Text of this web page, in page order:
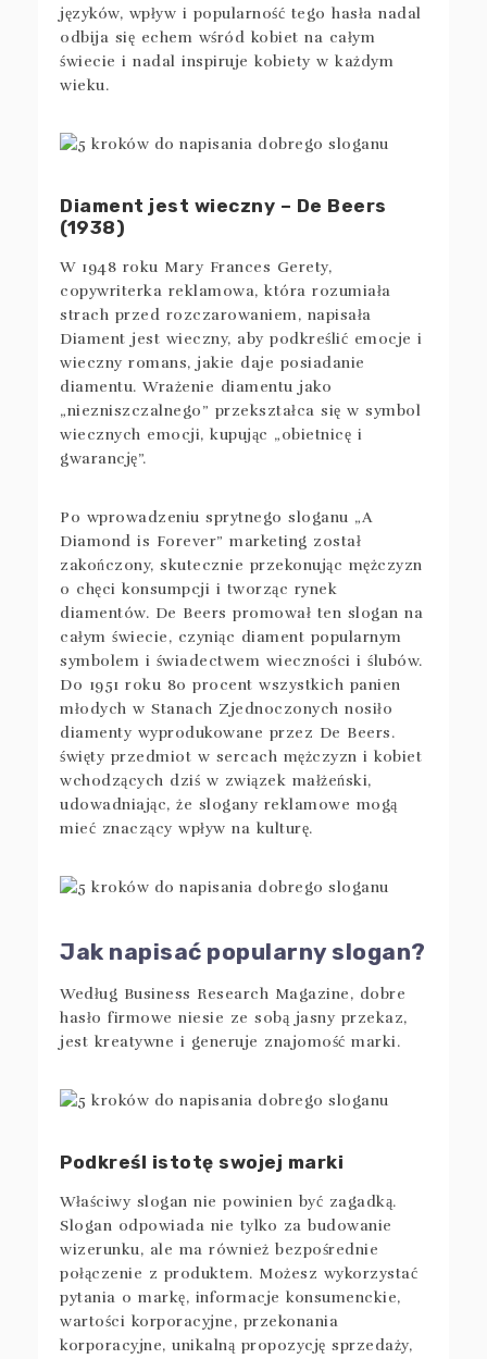
języków, wpływ i popularność tego hasła nadal
odbija się echem wśród kobiet na całym
świecie i nadal inspiruje kobiety w każdym
wieku.
Diament jest wieczny – De Beers
(1938)
W 1948 roku Mary Frances Gerety,
copywriterka reklamowa, która rozumiała
strach przed rozczarowaniem, napisała
Diament jest wieczny, aby podkreślić emocje i
wieczny romans, jakie daje posiadanie
diamentu. Wrażenie diamentu jako
„niezniszczalnego” przekształca się w symbol
wiecznych emocji, kupując „obietnicę i
gwarancję”.
Po wprowadzeniu sprytnego sloganu „A
Diamond is Forever” marketing został
zakończony, skutecznie przekonując mężczyzn
o chęci konsumpcji i tworząc rynek
diamentów. De Beers promował ten slogan na
całym świecie, czyniąc diament popularnym
symbolem i świadectwem wieczności i ślubów.
Do 1951 roku 80 procent wszystkich panien
młodych w Stanach Zjednoczonych nosiło
diamenty wyprodukowane przez De Beers.
święty przedmiot w sercach mężczyzn i kobiet
wchodzących dziś w związek małżeński,
udowadniając, że slogany reklamowe mogą
mieć znaczący wpływ na kulturę.
Jak napisać popularny slogan?
Według Business Research Magazine, dobre
hasło firmowe niesie ze sobą jasny przekaz,
jest kreatywne i generuje znajomość marki.
Podkreśl istotę swojej marki
Właściwy slogan nie powinien być zagadką.
Slogan odpowiada nie tylko za budowanie
wizerunku, ale ma również bezpośrednie
połączenie z produktem. Możesz wykorzystać
pytania o markę, informacje konsumenckie,
wartości korporacyjne, przekonania
korporacyjne, unikalną propozycję sprzedaży,